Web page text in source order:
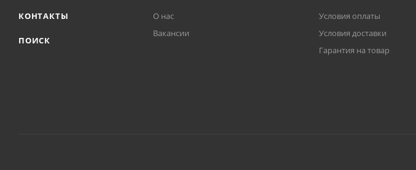
КОНТАКТЫ
ПОИСК
О нас
Вакансии
Условия оплаты
Условия доставки
Гарантия на товар